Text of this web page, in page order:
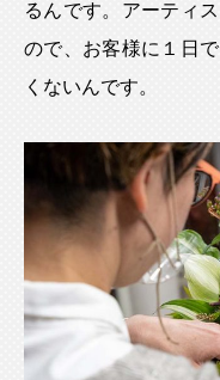
るんです。アーティ
ので、お客様に１日
くないんです。